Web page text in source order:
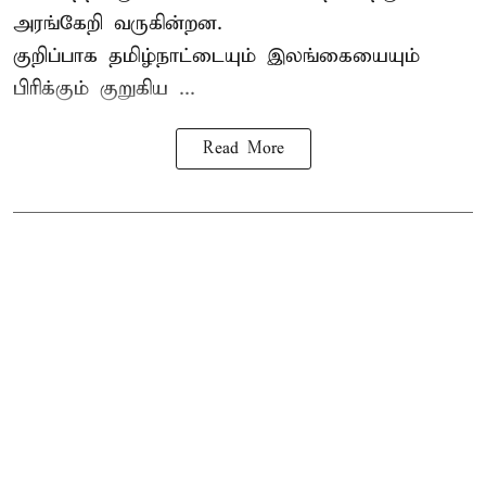
அரங்கேறி வருகின்றன.
குறிப்பாக தமிழ்நாட்டையும் இலங்கையையும்
பிரிக்கும் குறுகிய ...
Read More